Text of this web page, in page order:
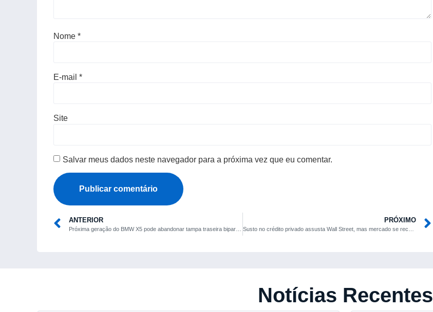
Nome *
E-mail *
Site
Salvar meus dados neste navegador para a próxima vez que eu comentar.
ANTERIOR PRÓXIMO
Notícias Recentes